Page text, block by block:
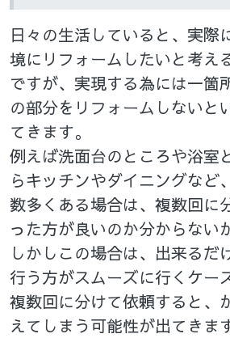
日々の生活していると、実際
境にリフォームしたいと考え
ですが、実現する為には一箇
の部分をリフォームしないと
てきます。
例えば洗面台のところや浴室
らキッチンやダイニングなど
数多くある場合は、複数回に
った方が良いのか分からない
しかしこの場合は、出来るだ
行う方がスムーズに行くケー
複数回に分けて依頼すると、
えてしまう可能性が出てきま